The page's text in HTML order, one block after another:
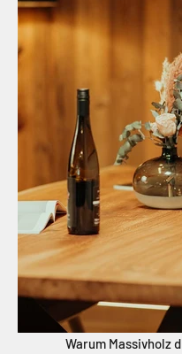
Warum Massivholz